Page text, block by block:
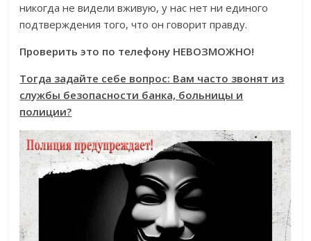
никогда не видели вживую, у нас нет ни единого
подтверждения того, что он говорит правду.
Проверить это по телефону НЕВОЗМОЖНО!
Тогда задайте себе вопрос: Вам часто звонят из
службы безопасности банка, больницы и
полиции?